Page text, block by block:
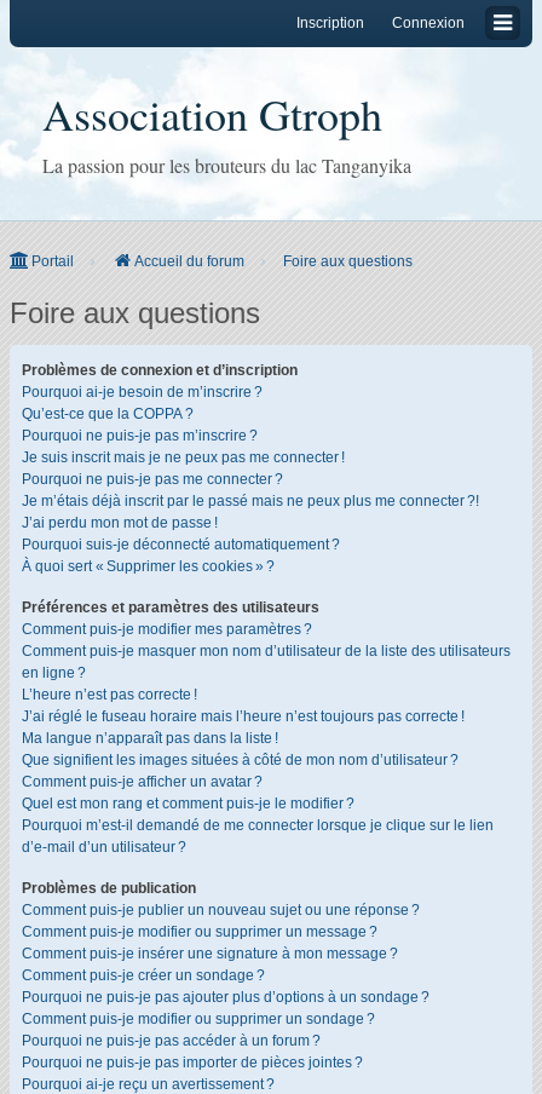
Connexion
Inscription
Association Gtroph
La passion pour les brouteurs du lac Tanganyika
Portail Accueil du forum Foire aux questions
Foire aux questions
Problèmes de connexion et d’inscription
Pourquoi ai-je besoin de m’inscrire ?
Qu’est-ce que la COPPA ?
Pourquoi ne puis-je pas m’inscrire ?
Je suis inscrit mais je ne peux pas me connecter !
Pourquoi ne puis-je pas me connecter ?
Je m’étais déjà inscrit par le passé mais ne peux plus me connecter ?!
J’ai perdu mon mot de passe !
Pourquoi suis-je déconnecté automatiquement ?
À quoi sert « Supprimer les cookies » ?
Préférences et paramètres des utilisateurs
Comment puis-je modifier mes paramètres ?
Comment puis-je masquer mon nom d’utilisateur de la liste des utilisateurs
en ligne ?
L’heure n’est pas correcte !
J’ai réglé le fuseau horaire mais l’heure n’est toujours pas correcte !
Ma langue n’apparaît pas dans la liste !
Que signifient les images situées à côté de mon nom d’utilisateur ?
Comment puis-je afficher un avatar ?
Quel est mon rang et comment puis-je le modifier ?
Pourquoi m’est-il demandé de me connecter lorsque je clique sur le lien
d’e-mail d’un utilisateur ?
Problèmes de publication
Comment puis-je publier un nouveau sujet ou une réponse ?
Comment puis-je modifier ou supprimer un message ?
Comment puis-je insérer une signature à mon message ?
Comment puis-je créer un sondage ?
Pourquoi ne puis-je pas ajouter plus d’options à un sondage ?
Comment puis-je modifier ou supprimer un sondage ?
Pourquoi ne puis-je pas accéder à un forum ?
Pourquoi ne puis-je pas importer de pièces jointes ?
Pourquoi ai-je reçu un avertissement ?